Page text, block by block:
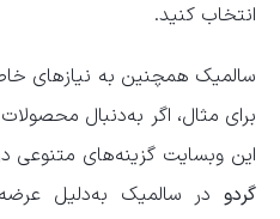
انتخاب کنید.
سالمیک همچنین به نیازهای
برای مثال، اگر به‌دنبال
این وبسایت گزینه‌های متنوعی
گردو در سالمیک به‌دلیل